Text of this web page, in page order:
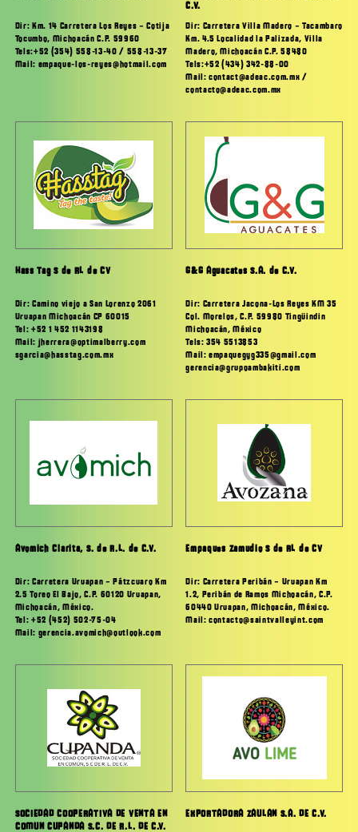
Dir: Km. 14 Carretera Los Reyes – Cotija
Tocumbo, Michoacán C.P. 59960
Tels:+52 (354) 558-13-40 / 558-13-37
Mail: empaque-los-reyes@hotmail.com
C.V.
Dir: Carretera Villa Madero – Tacambaro
Km. 4.5 Localidad la Palizada, Villa
Madero, Michoacán C.P. 58480
Tels:+52 (434) 342-88-00
Mail: contact@adeac.com.mx /
contacto@adeac.com.mx
Hass Tag S de RL de CV
Dir: Camino viejo a San Lorenzo 2061
Uruapan Michoacán CP 60015
Tel: +52 1 452 1143198
Mail: jherrera@optimalberry.com
sgarcia@hasstag.com.mx
G&G Aguacates S.A. de C.V.
Dir: Carretera Jacona-Los Reyes KM 35
Col. Morelos, C.P. 59980 Tingüindin
Michoacán, México
Tels: 354 5513853
Mail: empaquegyg335@gmail.com
gerencia@grupoambakiti.com
Avomich Clarita, S. de R.L. de C.V.
Dir: Carretera Uruapan – Pátzcuaro Km
2.5 Toreo El Bajo, C.P. 60120 Uruapan,
Michoacán, México.
Tel: +52 (452) 502-75-04
Mail: gerencia.avomich@outlook.com
Empaques Zamudio S de RL de CV
Dir: Carretera Peribán – Uruapan Km
1.2, Peribán de Ramos Michoacán, C.P.
60440 Uruapan, Michoacán, México.
Mail: contacto@saintvalleyint.com
SOCIEDAD COOPERATIVA DE VENTA EN
COMUN CUPANDA S.C. DE R.L. DE C.V.
EXPORTADORA ZAULAN S.A. DE C.V.